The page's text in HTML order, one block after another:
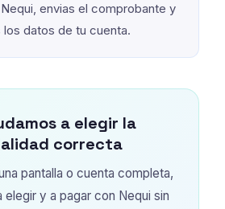
envias el comprobante y
datos de tu cuenta.
a elegir la
correcta
pantalla o cuenta completa,
elegir y a pagar con Nequi sin